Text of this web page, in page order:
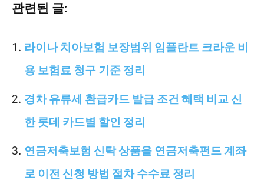
관련된 글:
라이나 치아보험 보장범위 임플란트 크라운 비
용 보험료 청구 기준 정리
경차 유류세 환급카드 발급 조건 혜택 비교 신
한 롯데 카드별 할인 정리
연금저축보험 신탁 상품을 연금저축펀드 계좌
로 이전 신청 방법 절차 수수료 정리